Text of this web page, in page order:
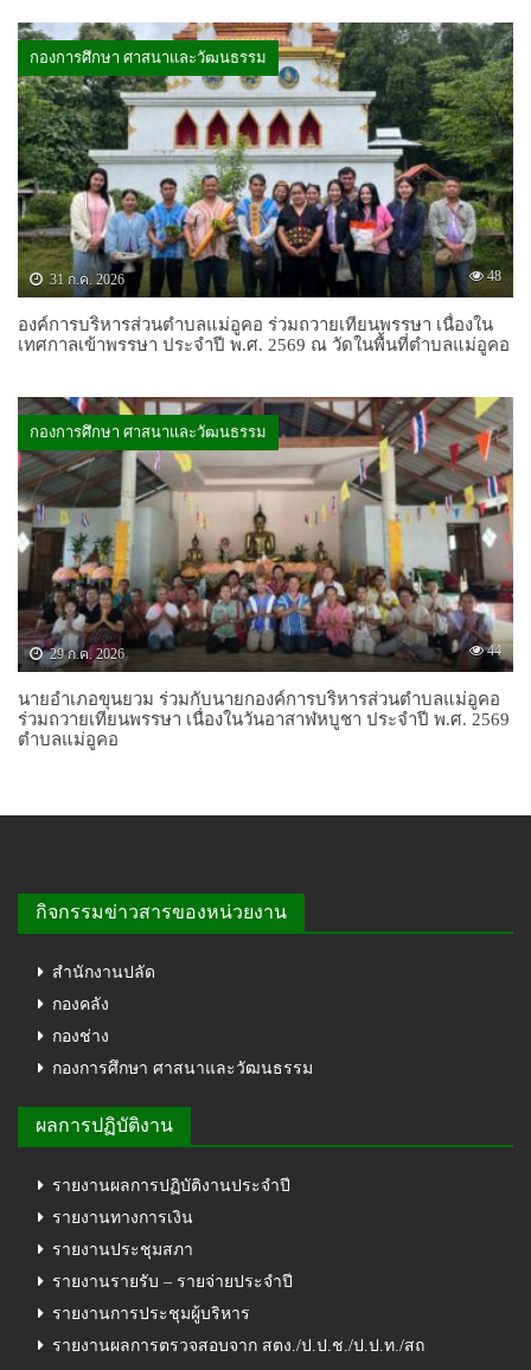
กองการศึกษา ศาสนาและวัฒนธรรม
31 ก.ค. 2026 48
องค์การบริหารส่วนตำบลแม่อูคอ ร่วมถวายเทียนพรรษา เนื่องใน
เทศกาลเข้าพรรษา ประจำปี พ.ศ. 2569 ณ วัดในพื้นที่ตำบลแม่อูคอ
กองการศึกษา ศาสนาและวัฒนธรรม
29 ก.ค. 2026 44
นายอำเภอขุนยวม ร่วมกับนายกองค์การบริหารส่วนตำบลแม่อูคอ
ร่วมถวายเทียนพรรษา เนื่องในวันอาสาฬหบูชา ประจำปี พ.ศ. 2569
ตำบลแม่อูคอ
กิจกรรมข่าวสารของหน่วยงาน
สำนักงานปลัด
กองคลัง
กองช่าง
กองการศึกษา ศาสนาและวัฒนธรรม
ผลการปฏิบัติงาน
รายงานผลการปฏิบัติงานประจำปี
รายงานทางการเงิน
รายงานประชุมสภา
รายงานรายรับ – รายจ่ายประจำปี
รายงานการประชุมผู้บริหาร
รายงานผลการตรวจสอบจาก สตง./ป.ป.ช./ป.ป.ท./สถ